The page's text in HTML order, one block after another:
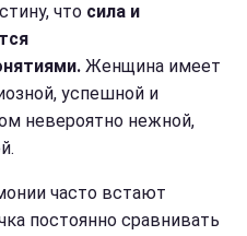
что сила и
Женщина имеет
успешной и
невероятно нежной,
часто встают
постоянно сравнивать